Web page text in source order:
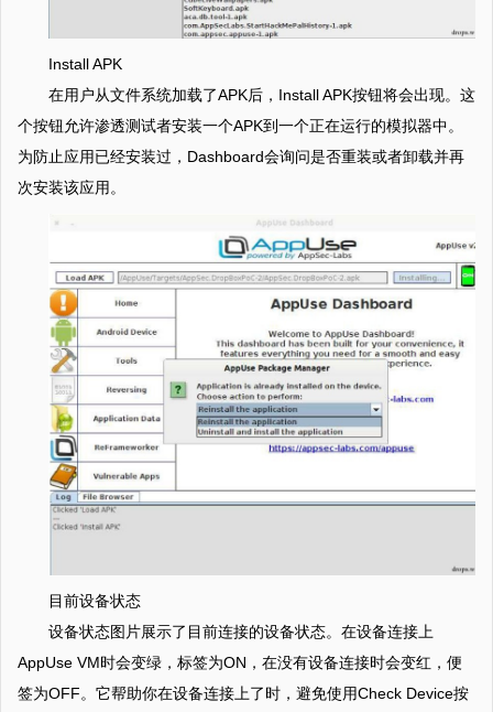
Install APK
在用户从文件系统加载了APK后，Install APK按钮将会出现。这
个按钮允许渗透测试者安装一个APK到一个正在运行的模拟器中。
为防止应用已经安装过，Dashboard会询问是否重装或者卸载并再
次安装该应用。
目前设备状态
设备状态图片展示了目前连接的设备状态。在设备连接上
AppUse VM时会变绿，标签为ON，在没有设备连接时会变红，便
签为OFF。它帮助你在设备连接上了时，避免使用Check Device按